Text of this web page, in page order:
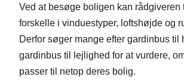
Ved at besøge boligen kan rådgiveren
forskelle i vinduestyper, loftshøjde og
Derfor søger mange efter gardinbus til
gardinbus til lejlighed for at vurdere,
passer til netop deres bolig.